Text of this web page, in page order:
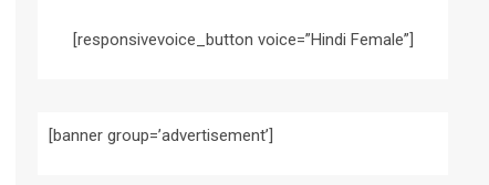
[responsivevoice_button voice=”Hindi Female”]
[banner group=’advertisement’]